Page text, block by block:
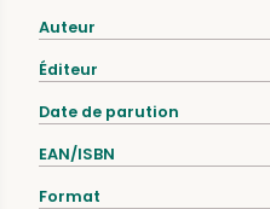
Auteur
Éditeur
Date de parution
EAN/ISBN
Format